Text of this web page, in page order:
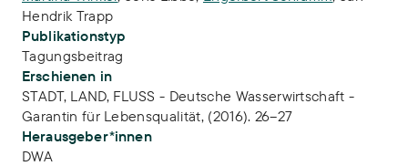
Hendrik Trapp
Publikationstyp
Tagungsbeitrag
Erschienen in
STADT, LAND, FLUSS - Deutsche Wasserwirtschaft -
Garantin für Lebensqualität, (2016). 26–27
Herausgeber*innen
DWA